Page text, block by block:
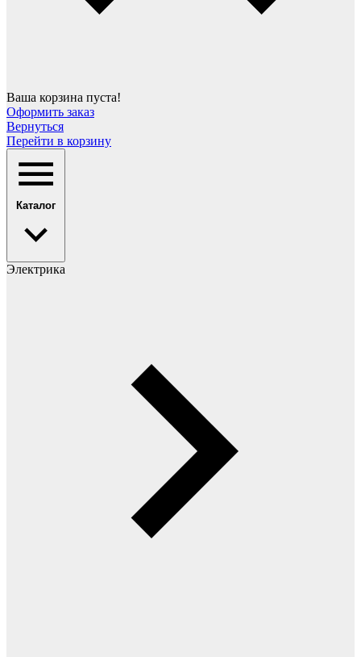
Ваша корзина пуста!
Оформить заказ
Вернуться
Перейти в корзину
Каталог
Электрика